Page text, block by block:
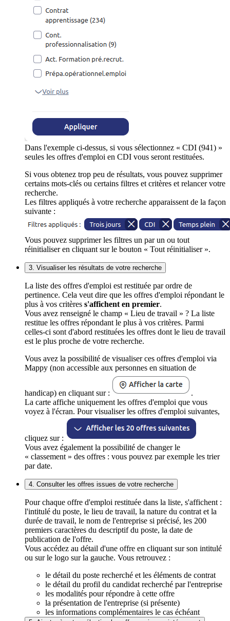
Dans l'exemple ci-dessus, si vous sélectionnez « CDI (941) »
seules les offres d'emploi en CDI vous seront restituées.
Si vous obtenez trop peu de résultats, vous pouvez supprimer
certains mots-clés ou certains filtres et critères et relancer votre
recherche.
Les filtres appliqués à votre recherche apparaissent de la façon
suivante :
Vous pouvez supprimer les filtres un par un ou tout
réinitialiser en cliquant sur le bouton « Tout réinitialiser ».
3. Visualiser les résultats de votre recherche
La liste des offres d'emploi est restituée par ordre de
pertinence. Cela veut dire que les offres d'emploi répondant le
plus à vos critères s'affichent en premier.
Vous avez renseigné le champ « Lieu de travail » ? La liste
restitue les offres répondant le plus à vos critères. Parmi
celles-ci sont d'abord restituées les offres dont le lieu de travail
est le plus proche de votre recherche.
Vous avez la possibilité de visualiser ces offres d'emploi via
Mappy (non accessible aux personnes en situation de
handicap) en cliquant sur :
.
La carte affiche uniquement les offres d'emploi que vous
voyez à l'écran. Pour visualiser les offres d'emploi suivantes,
cliquez sur :
Vous avez également la possibilité de changer le
« classement » des offres : vous pouvez par exemple les trier
par date.
4. Consulter les offres issues de votre recherche
Pour chaque offre d'emploi restituée dans la liste, s'affichent :
l'intitulé du poste, le lieu de travail, la nature du contrat et la
durée de travail, le nom de l'entreprise si précisé, les 200
premiers caractères du descriptif du poste, la date de
publication de l'offre.
Vous accédez au détail d'une offre en cliquant sur son intitulé
ou sur le logo sur la gauche. Vous retrouvez :
le détail du poste recherché et les éléments de contrat
le détail du profil du candidat recherché par l'entreprise
les modalités pour répondre à cette offre
la présentation de l'entreprise (si présente)
les informations complémentaires le cas échéant